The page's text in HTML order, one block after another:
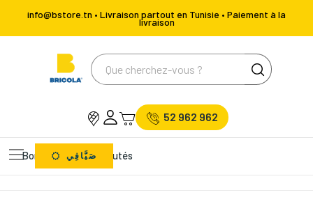
info@bstore.tn • Livraison partout en Tunisie • Paiement à la
livraison
52 962 962
Bons Plans Nouveautés
صَيَّافِي